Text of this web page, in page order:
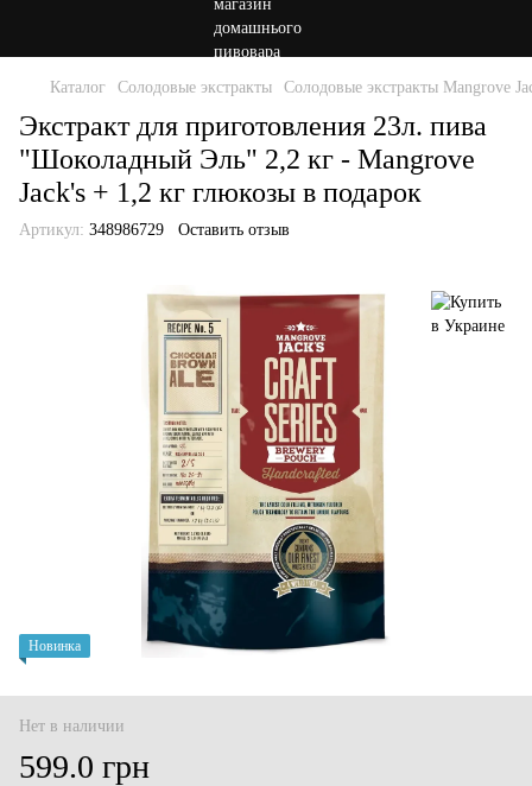
Каталог Солодовые экстракты Солодовые экстракты Mangrove
Экстракт для приготовления 23л. пива
"Шоколадный Эль" 2,2 кг - Mangrove
Jack's + 1,2 кг глюкозы в подарок
Артикул: 348986729 Оставить отзыв
Новинка
Нет в наличии
599.0 грн